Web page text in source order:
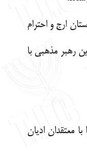
ارج و احترام
رهبر مذهبی با
معتقدان ادیان